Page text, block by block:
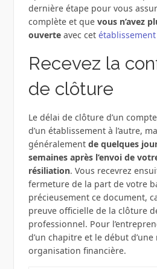
dernière étape pour vous
complète et que vous n’avez
ouverteavec cet
Recevez la
de clôture
Le délai de clôture d’un
d’un établissement à l’autre,
généralement de quelques
semaines après l’envoi de
résiliation. Vous recevrez
fermeture de la part de votre
précieusement ce document,
preuve officielle de la clôture
professionnel. Pour
d’un chapitre et le début
organisation financière.